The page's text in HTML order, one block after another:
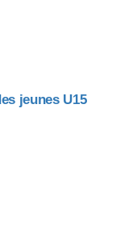
jeunes U15